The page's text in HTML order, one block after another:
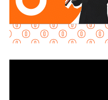
Defensa Nacional mediante